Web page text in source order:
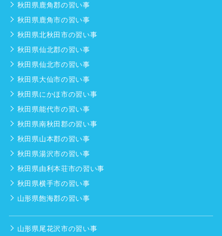
秋田県鹿角郡の習い事
秋田県鹿角市の習い事
秋田県北秋田市の習い事
秋田県仙北郡の習い事
秋田県仙北市の習い事
秋田県大仙市の習い事
秋田県にかほ市の習い事
秋田県能代市の習い事
秋田県南秋田郡の習い事
秋田県山本郡の習い事
秋田県湯沢市の習い事
秋田県由利本荘市の習い事
秋田県横手市の習い事
山形県飽海郡の習い事
山形県尾花沢市の習い事